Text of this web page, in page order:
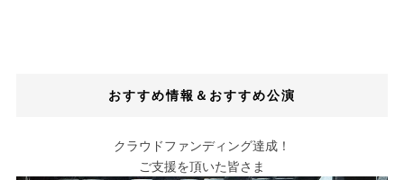
おすすめ情報＆おすすめ公演
クラウドファンディング達成！
ご支援を頂いた皆さま